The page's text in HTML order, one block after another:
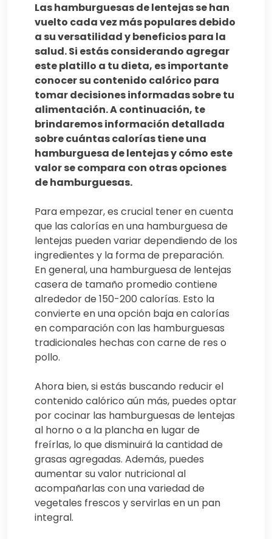
Las hamburguesas de lentejas se han
vuelto cada vez más populares debido
a su versatilidad y beneficios para la
salud. Si estás considerando agregar
este platillo a tu dieta, es importante
conocer su contenido calórico para
tomar decisiones informadas sobre tu
alimentación. A continuación, te
brindaremos información detallada
sobre cuántas calorías tiene una
hamburguesa de lentejas y cómo este
valor se compara con otras opciones
de hamburguesas.
Para empezar, es crucial tener en cuenta
que las calorías en una hamburguesa de
lentejas pueden variar dependiendo de los
ingredientes y la forma de preparación.
En general, una hamburguesa de lentejas
casera de tamaño promedio contiene
alrededor de 150-200 calorías. Esto la
convierte en una opción baja en calorías
en comparación con las hamburguesas
tradicionales hechas con carne de res o
pollo.
Ahora bien, si estás buscando reducir el
contenido calórico aún más, puedes optar
por cocinar las hamburguesas de lentejas
al horno o a la plancha en lugar de
freírlas, lo que disminuirá la cantidad de
grasas agregadas. Además, puedes
aumentar su valor nutricional al
acompañarlas con una variedad de
vegetales frescos y servirlas en un pan
integral.